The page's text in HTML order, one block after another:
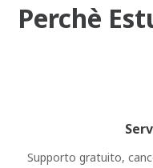
Perchè
Supporto gratuito,